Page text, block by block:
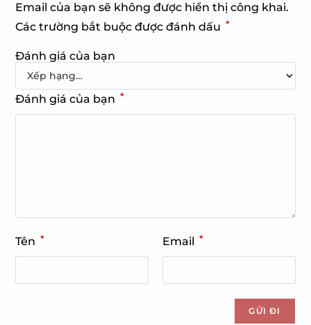
Email của bạn sẽ không được hiển thị công khai.
Các trường bắt buộc được đánh dấu *
Đánh giá của bạn
Đánh giá của bạn *
Tên * Email *